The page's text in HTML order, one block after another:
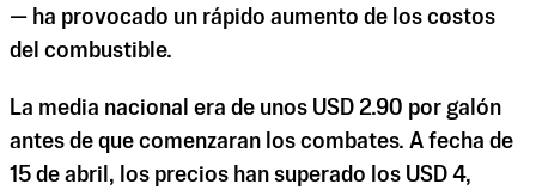
— ha provocado un rápido aumento de los costos
del combustible.
La media nacional era de unos USD 2.90 por galón
antes de que comenzaran los combates. A fecha de
15 de abril, los precios han superado los USD 4,